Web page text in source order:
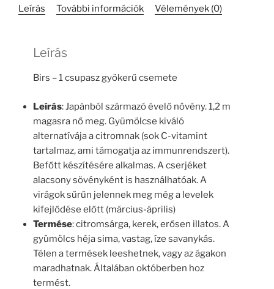
Leírás További információk Vélemények (0)
Leírás
Birs – 1 csupasz gyökerű csemete
Leírás: Japánból származó évelő növény. 1,2 m
magasra nő meg. Gyümölcse kiváló
alternatívája a citromnak (sok C-vitamint
tartalmaz, ami támogatja az immunrendszert).
Befőtt készítésére alkalmas. A cserjéket
alacsony sövényként is használhatóak. A
virágok sűrűn jelennek meg még a levelek
kifejlődése előtt (március-április)
Termése: citromsárga, kerek, erősen illatos. A
gyümölcs héja sima, vastag, íze savanykás.
Télen a termések leeshetnek, vagy az ágakon
maradhatnak. Általában októberben hoz
termést.